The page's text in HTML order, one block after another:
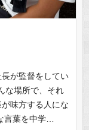
が監督をしてい
な場所で、それ
味方する人にな
言葉を中学…